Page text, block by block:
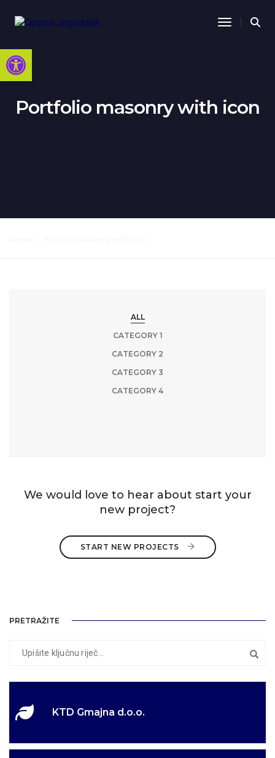
Open toolbar
Toggle
Portfolio masonry with icon
ALL
CATEGORY 1
CATEGORY 2
CATEGORY 3
CATEGORY 4
We would love to hear about start your
new project?
START NEW PROJECTS
PRETRAŽITE
KTD Gmajna d.o.o.